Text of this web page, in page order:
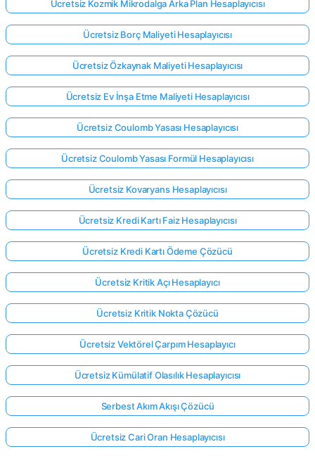
Ücretsiz Kozmik Mikrodalga Arka Plan Hesaplayıcısı
Ücretsiz Borç Maliyeti Hesaplayıcısı
Ücretsiz Özkaynak Maliyeti Hesaplayıcısı
Ücretsiz Ev İnşa Etme Maliyeti Hesaplayıcısı
Ücretsiz Coulomb Yasası Hesaplayıcısı
Ücretsiz Coulomb Yasası Formül Hesaplayıcısı
Ücretsiz Kovaryans Hesaplayıcısı
Ücretsiz Kredi Kartı Faiz Hesaplayıcısı
Ücretsiz Kredi Kartı Ödeme Çözücü
Ücretsiz Kritik Açı Hesaplayıcı
Ücretsiz Kritik Nokta Çözücü
Ücretsiz Vektörel Çarpım Hesaplayıcı
Ücretsiz Kümülatif Olasılık Hesaplayıcısı
Serbest Akım Akışı Çözücü
Ücretsiz Cari Oran Hesaplayıcısı